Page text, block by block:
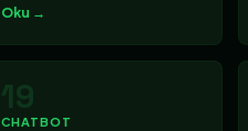
Oku →
19
CHATBOT